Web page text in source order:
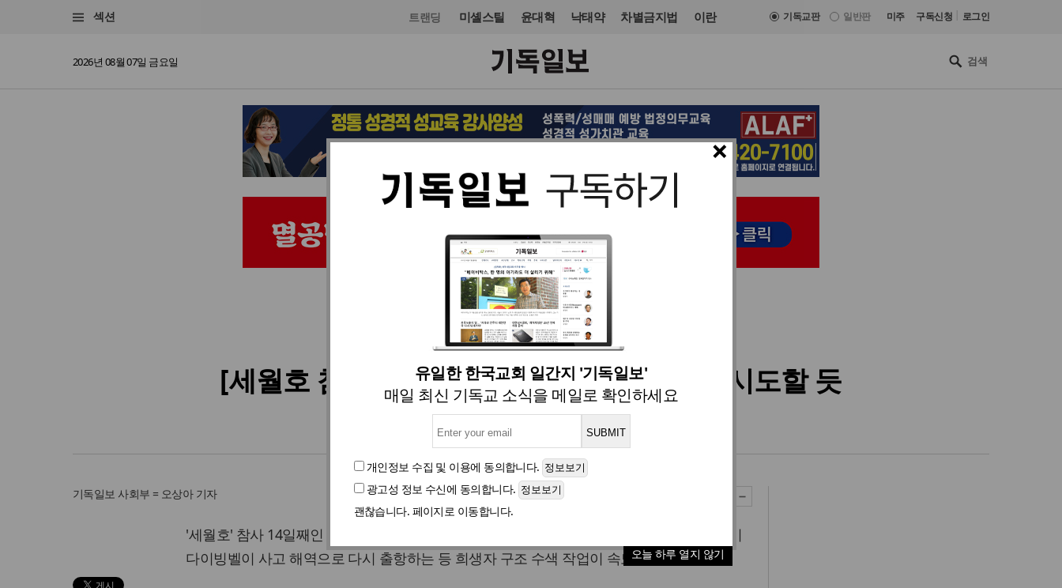
섹션 트랜딩 미셸스틸 윤대혁 낙태약 차별금지법 이란 기독교판 일반판 미주 구독신청 로그인
2026년 08월 07일 금요일
×
유일한 한국교회 일간지 '기독일보'
매일 최신 기독교 소식을 메일로 확인하세요
개인정보 수집 및 이용에 동의합니다.
광고성 정보 수신에 동의합니다.
괜찮습니다. 페이지로 이동합니다.
오늘 하루 열지 않기
사건·사고 사건·사고 입력 2014. 04. 29 09:26
[세월호 참사] '다이빙벨 재투입' 정오 무렵 시도할 듯
희생자 시신 4구 추가 수습…실종자 109명
기독일보 사회부 = 오상아 기자
'세월호' 참사 14일째인 29일 이틀째 내리던 비가 그치고 파도가 잔잔해지면서 수중 잠수장비
다이빙벨이 사고 해역으로 다시 출항하는 등 희생자 구조 수색 작업이 속도를 내고 있다.